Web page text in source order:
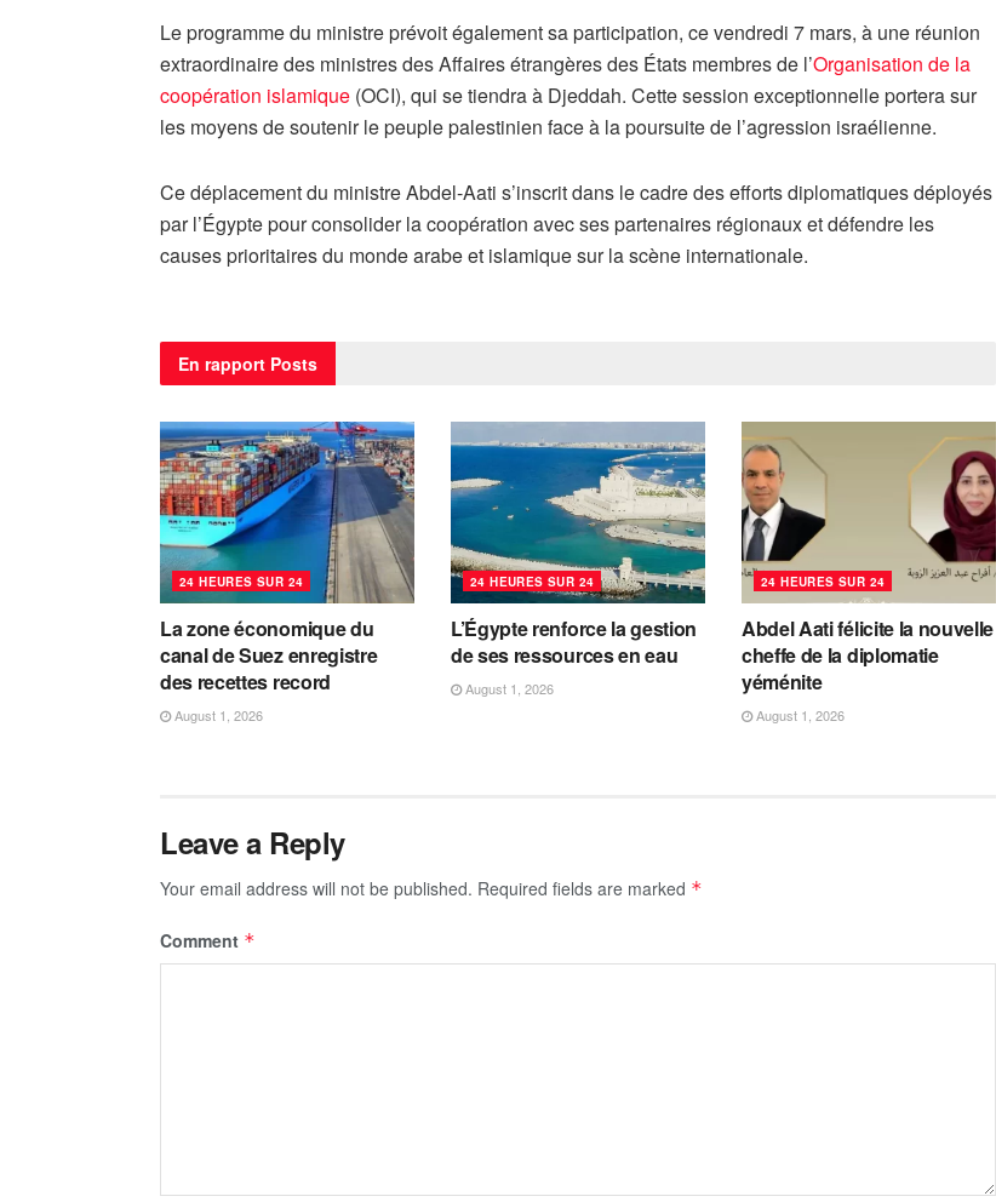
Le programme du ministre prévoit également sa participation, ce vendredi 7 mars, à une réunion
extraordinaire des ministres des Affaires étrangères des États membres de l’Organisation de la
coopération islamique (OCI), qui se tiendra à Djeddah. Cette session exceptionnelle portera sur
les moyens de soutenir le peuple palestinien face à la poursuite de l’agression israélienne.
Ce déplacement du ministre Abdel-Aati s’inscrit dans le cadre des efforts diplomatiques déployés
par l’Égypte pour consolider la coopération avec ses partenaires régionaux et défendre les
causes prioritaires du monde arabe et islamique sur la scène internationale.
En rapport Posts
24 HEURES SUR 24
La zone économique du
canal de Suez enregistre
des recettes record
August 1, 2026
24 HEURES SUR 24
L’Égypte renforce la gestion
de ses ressources en eau
August 1, 2026
24 HEURES SUR 24
Abdel Aati félicite la nouvelle
cheffe de la diplomatie
yéménite
August 1, 2026
Leave a Reply
Your email address will not be published. Required fields are marked *
Comment *